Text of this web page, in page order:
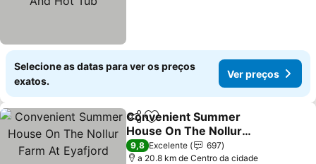
Selecione as datas para ver os preços
exatos.
Ver preços
PartilharAdicionar aos favoritos
Convenient Summer
House On The Nollur
Farm At Eyafjord
Ver preços
9,8 Excelente
697
a 20.8 km de Centro da cidade